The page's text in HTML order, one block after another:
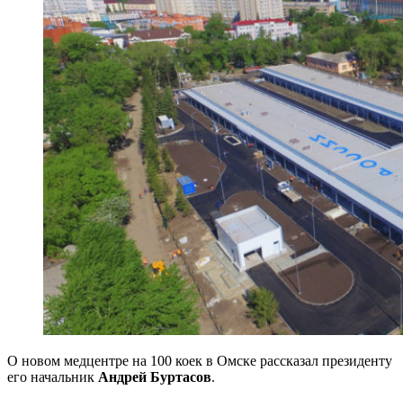
О новом медцентре на 100 коек в Омске рассказал президенту
его начальник Андрей Буртасов.